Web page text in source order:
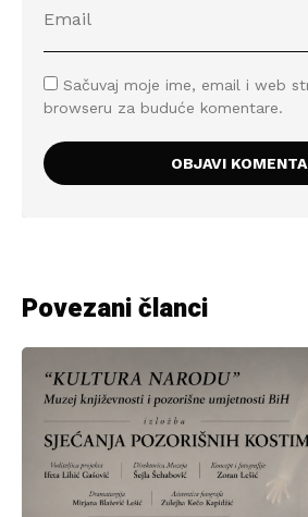
Sačuvaj moje ime, email i web
browseru za buduće komentare.
Povezani članci